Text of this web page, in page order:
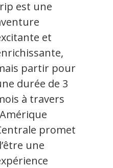
est une
et
partir pour
durée de 3
à travers
promet
une